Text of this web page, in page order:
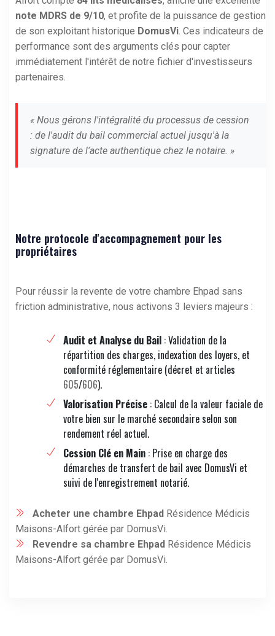
note MDRS de 9/10, et profite de la puissance de gestion
de son exploitant historique DomusVi . Ces indicateurs de
performance sont des arguments clés pour capter
immédiatement l'intérêt de notre fichier d'investisseurs
partenaires.
« Nous gérons l'intégralité du processus de cession
: de l'audit du bail commercial actuel jusqu'à la
signature de l'acte authentique chez le notaire. »
Notre protocole d'accompagnement pour les
propriétaires
Pour réussir la revente de votre chambre Ehpad sans
friction administrative, nous activons 3 leviers majeurs :
Audit et Analyse du Bail : Validation de la
répartition des charges, indexation des loyers, et
conformité réglementaire (décret et articles
605/606).
Valorisation Précise : Calcul de la valeur faciale de
votre bien sur le marché secondaire selon son
rendement réel actuel.
Cession Clé en Main : Prise en charge des
démarches de transfert de bail avec DomusVi et
suivi de l'enregistrement notarié.
Acheter une chambre Ehpad Résidence Médicis
Maisons-Alfort gérée par DomusVi.
Revendre sa chambre Ehpad Résidence Médicis
Maisons-Alfort gérée par DomusVi.